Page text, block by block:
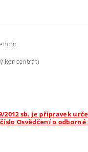
koncentrát)
2012 sb. je přípravek
Osvědčení o